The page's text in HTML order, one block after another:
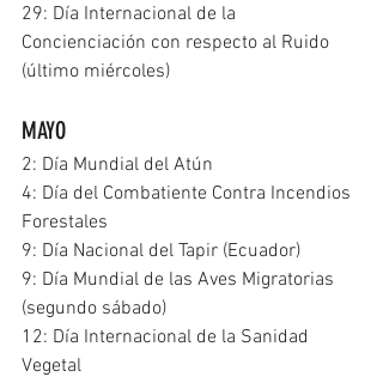
29: Día Internacional de la
Concienciación con respecto al Ruido
(último miércoles)
MAYO
2: Día Mundial del Atún
4: Día del Combatiente Contra Incendios
Forestales
9: Día Nacional del Tapir (Ecuador)
9: Día Mundial de las Aves Migratorias
(segundo sábado)
12: Día Internacional de la Sanidad
Vegetal